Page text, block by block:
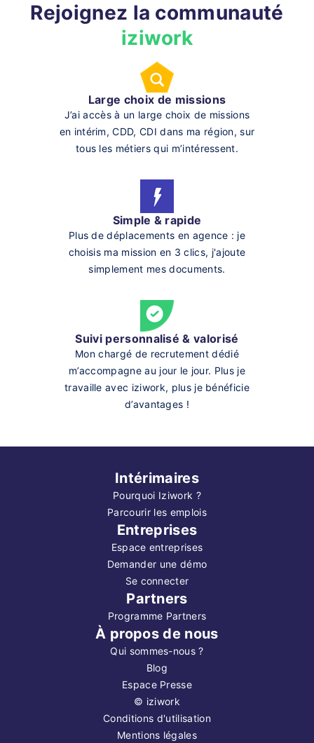
Rejoignez la communauté
iziwork
Large choix de missions
J’ai accès à un large choix de missions
en intérim, CDD, CDI dans ma région, sur
tous les métiers qui m’intéressent.
Simple & rapide
Plus de déplacements en agence : je
choisis ma mission en 3 clics, j'ajoute
simplement mes documents.
Suivi personnalisé & valorisé
Mon chargé de recrutement dédié
m’accompagne au jour le jour. Plus je
travaille avec iziwork, plus je bénéficie
d’avantages !
Intérimaires
Pourquoi Iziwork ?
Parcourir les emplois
Entreprises
Espace entreprises
Demander une démo
Se connecter
Partners
Programme Partners
À propos de nous
Qui sommes-nous ?
Blog
Espace Presse
© iziwork
Conditions d'utilisation
Mentions légales